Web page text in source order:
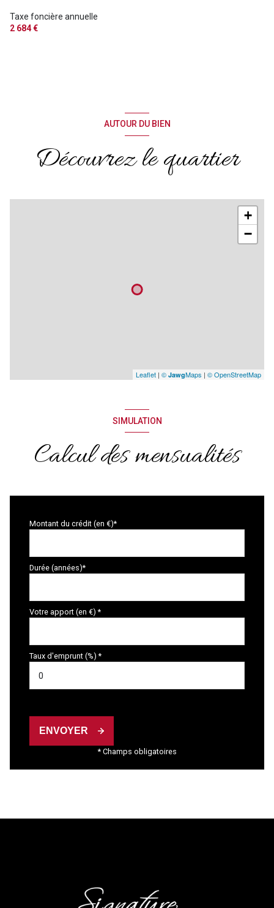
Taxe foncière annuelle
2 684 €
AUTOUR DU BIEN
Découvrez le quartier
+
−
Leaflet | © JawgMaps | © OpenStreetMap
SIMULATION
Calcul des mensualités
Montant du crédit (en €)*
Durée (années)*
Votre apport (en €) *
Taux d'emprunt (%) *
ENVOYER
* Champs obligatoires